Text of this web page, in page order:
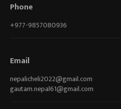
Phone
+977-9857080936
Email
nepalicheli2022@gmail.com
gautam.nepal61@gmail.com